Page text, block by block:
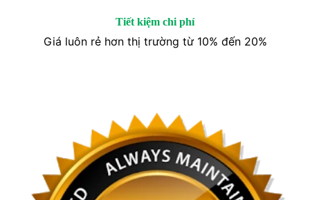
Tiết kiệm chi phí
Giá luôn rẻ hơn thị trường từ 10% đến 20%